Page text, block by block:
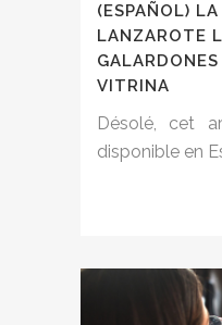
(ESPAÑOL)
LANZAROTE
VITRINA
Désolé, cet
disponible en